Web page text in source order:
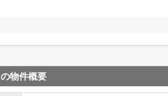
の物件概要